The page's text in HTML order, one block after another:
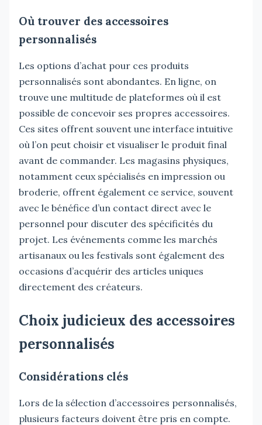
Où trouver des accessoires
personnalisés
Les options d’achat pour ces produits
personnalisés sont abondantes. En ligne, on
trouve une multitude de plateformes où il est
possible de concevoir ses propres accessoires.
Ces sites offrent souvent une interface intuitive
où l’on peut choisir et visualiser le produit final
avant de commander. Les magasins physiques,
notamment ceux spécialisés en impression ou
broderie, offrent également ce service, souvent
avec le bénéfice d’un contact direct avec le
personnel pour discuter des spécificités du
projet. Les événements comme les marchés
artisanaux ou les festivals sont également des
occasions d’acquérir des articles uniques
directement des créateurs.
Choix judicieux des accessoires
personnalisés
Considérations clés
Lors de la sélection d’accessoires personnalisés,
plusieurs facteurs doivent être pris en compte.